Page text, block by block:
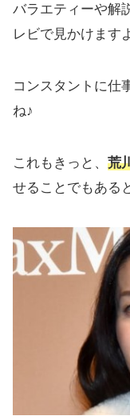
バラエティーや解
レビで見かけます
コンスタントに仕
ね♪
これもきっと、 荒
せることでもある